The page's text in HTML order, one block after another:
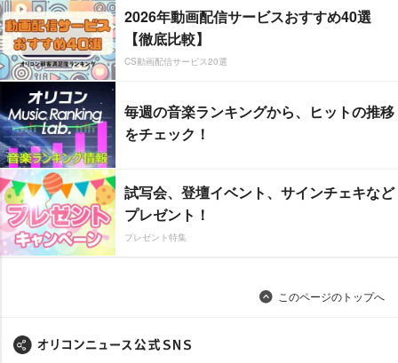
2026年動画配信サービスおすすめ40選
【徹底比較】
CS動画配信サービス20選
毎週の音楽ランキングから、ヒットの推移
をチェック！
試写会、登壇イベント、サインチェキなど
プレゼント！
プレゼント特集
このページのトップへ